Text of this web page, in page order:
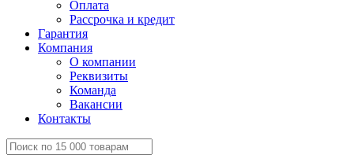
Оплата
Рассрочка и кредит
Гарантия
Компания
О компании
Реквизиты
Команда
Вакансии
Контакты